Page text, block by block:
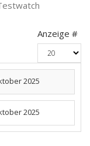
Anzeige #
2025
2025